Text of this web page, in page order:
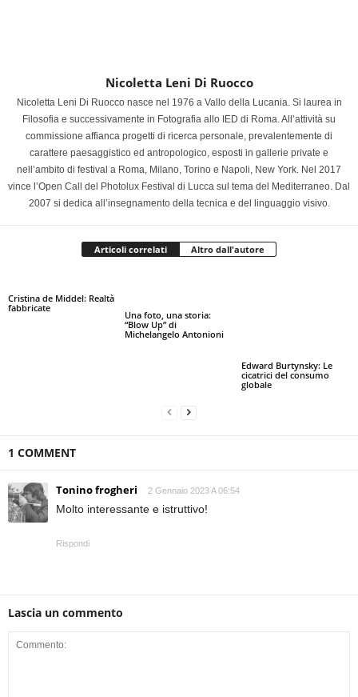
Nicoletta Leni Di Ruocco
Nicoletta Leni Di Ruocco nasce nel 1976 a Vallo della Lucania. Si laurea in
Filosofia e successivamente in Fotografia allo IED di Roma. All’attività su
commissione affianca progetti di ricerca personale, prevalentemente di
carattere paesaggistico ed antropologico, esposti in gallerie private e
nell’ambito di festival a Roma, Milano, Torino e Napoli, New York. Nel 2017
vince l’Open Call del Photolux Festival di Lucca sul tema del Mediterraneo. Dal
2007 si dedica all’insegnamento della tecnica e del linguaggio visivo.
Articoli correlati Altro dall'autore
Cristina de Middel: Realtà
fabbricate
Una foto, una storia:
“Blow Up” di
Michelangelo Antonioni
Edward Burtynsky: Le
cicatrici del consumo
globale
1 COMMENT
Tonino frogheri 2 Gennaio 2023 A 06:54
Molto interessante e istruttivo!
Rispondi
Lascia un commento